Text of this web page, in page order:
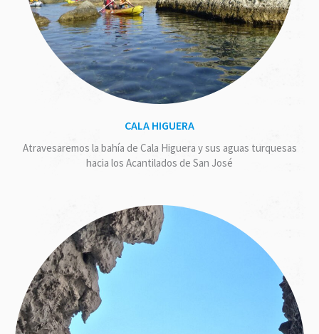
CALA HIGUERA
Atravesaremos la bahía de Cala Higuera y sus aguas turquesas
hacia los Acantilados de San José